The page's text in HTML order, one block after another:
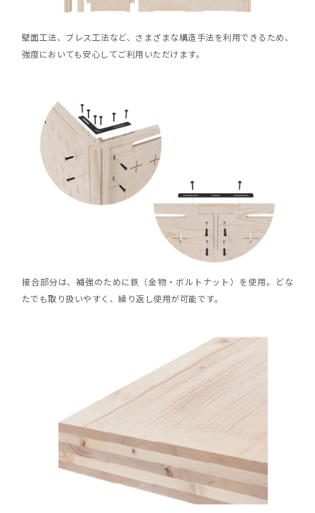
壁面工法、ブレス工法など、さまざまな構造手法を利用できるため、
強度においても安心してご利用いただけます。
接合部分は、補強のために鉄（金物・ボルトナット）を使用。どな
たでも取り扱いやすく、繰り返し使用が可能です。